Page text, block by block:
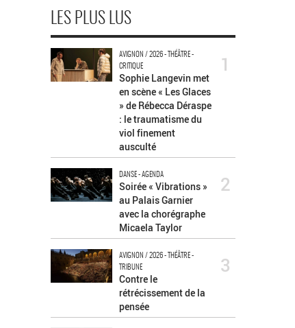
LES PLUS LUS
AVIGNON / 2026 - THÉÂTRE -
CRITIQUE
Sophie Langevin met
en scène « Les Glaces
» de Rébecca Déraspe
: le traumatisme du
viol finement
ausculté
1
DANSE - AGENDA
Soirée « Vibrations »
au Palais Garnier
avec la chorégraphe
Micaela Taylor
2
AVIGNON / 2026 - THÉÂTRE -
TRIBUNE
Contre le
rétrécissement de la
pensée
3